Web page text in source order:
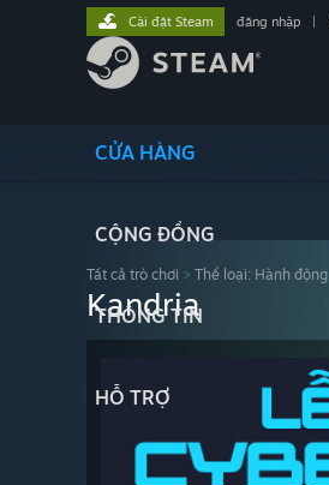
CỬA HÀNG
CỘNG ĐỒNG
THÔNG TIN
HỖ TRỢ
Cài đặt Steam đăng nhập
Tất cả trò chơi > Thể loại: Hành động
Kandria